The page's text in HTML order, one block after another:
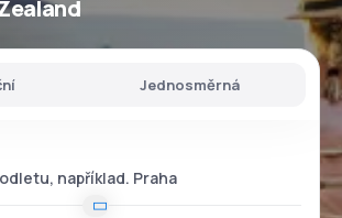
Jednosměrná